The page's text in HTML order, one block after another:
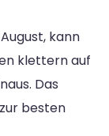
kann
klettern auf
Das
besten